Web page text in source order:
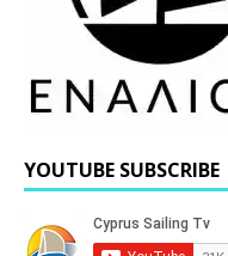
YOUTUBE SUBSCRIBE